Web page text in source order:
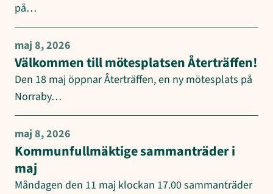
på…
maj 8, 2026
Välkommen till mötesplatsen Återträffen!
Den 18 maj öppnar Återträffen, en ny mötesplats på
Norraby…
maj 8, 2026
Kommunfullmäktige sammanträder i
maj
Måndagen den 11 maj klockan 17.00 sammanträder